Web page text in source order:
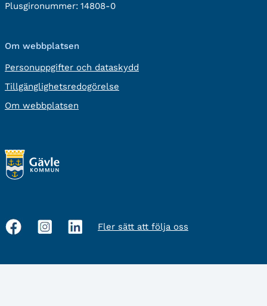
Plusgironummer: 14808-0
Om webbplatsen
Personuppgifter och dataskydd
Tillgänglighetsredogörelse
Om webbplatsen
Sociala
Fler sätt att följa oss